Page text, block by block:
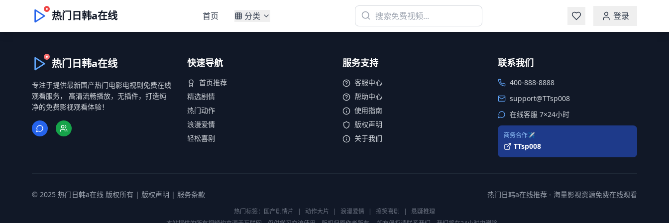
热门日韩a在线 首页 分类 登录
热门日韩a在线
专注于提供最新国产热门电影电视剧免费在线
观看服务， 高清流畅播放，无插件，打造纯
净的免费影视观看体验！
快速导航
首页推荐
精选剧情
热门动作
浪漫爱情
轻松喜剧
服务支持
客服中心
帮助中心
使用指南
版权声明
关于我们
联系我们
400-888-8888
support@TTsp008
在线客服 7×24小时
商务合作✈️
TTsp008
© 2025 热门日韩a在线 版权所有 | 版权声明 | 服务条款 热门日韩a在线推荐 - 海量影视资源免费在线观看
热门标签： 国产剧情片 | 动作大片 | 浪漫爱情 | 搞笑喜剧 |
悬疑推理